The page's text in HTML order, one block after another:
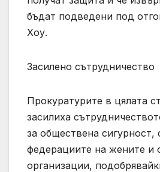
бъдат подведени под
Хоу.
Засилено сътрудничество
Прокуратурите в цялата
засилиха
за обществена сигурност,
федерациите на жените и
организации,